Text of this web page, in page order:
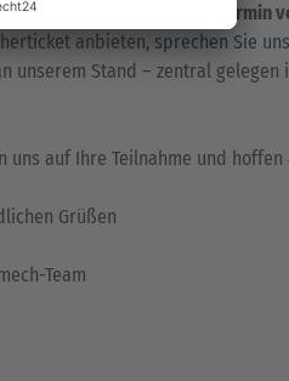
Sie uns gerne für einen Termin
anbieten, sprechen Sie
unserem Stand – zentral gelegen
uns auf Ihre Teilnahme und
Grüßen
Team